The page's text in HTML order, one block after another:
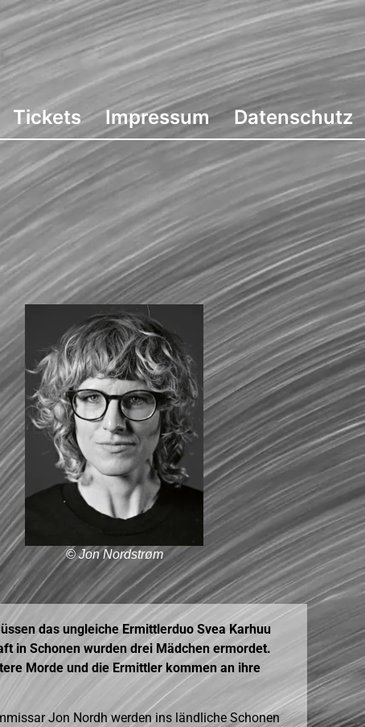
Tickets Impressum Datenschutz
© Jon Nordstrøm
das ungleiche Ermittlerduo Svea Karhuu
in Schonen wurden drei Mädchen ermordet.
Morde und die Ermittler kommen an ihre
Jon Nordh werden ins ländliche Schonen